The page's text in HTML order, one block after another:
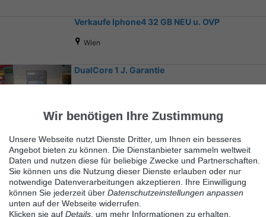
Verkaufe Iphone4 32 GB NEU u. OVP
Wien
DualCore 1 J. Garantie
Ähnliche Suchbegriffe
Marktplatz
Wir benötigen Ihre Zustimmung
Unsere Webseite nutzt Dienste Dritter, um Ihnen ein besseres
Angebot bieten zu können. Die Dienstanbieter sammeln weltweit
Daten und nutzen diese für beliebige Zwecke und Partnerschaften.
Sie können uns die Nutzung dieser Dienste erlauben oder nur
notwendige Datenverarbeitungen akzeptieren. Ihre Einwilligung
können Sie jederzeit über Datenschutzeinstellungen anpassen
unten auf der Webseite widerrufen.
Klicken sie auf Details , um mehr Informationen zu erhalten.